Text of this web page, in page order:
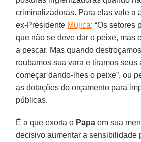
criminalizadoras. Para elas vale a
ex-Presidente Mujica: “Os setores
que não se deve dar o peixe, mas
a pescar. Mas quando
roubamos sua vara e tiramos seus
começar dando-lhes o peixe”, ou
as dotações do orçamento para
públicas.
É a que exorta o Papa em sua
decisivo aumentar a sensibilidade